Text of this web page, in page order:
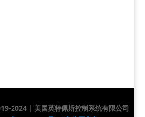
2024 | 美国英特佩斯控制系统有限公司